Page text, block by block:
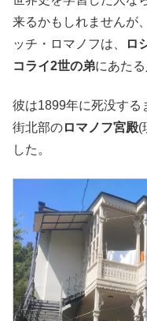
来るかもしれませんが
ッチ・ロマノフは、
ロ
コライ2世の弟にあたる
彼は1899年に死没する
街北部のロマノフ宮殿(
した。